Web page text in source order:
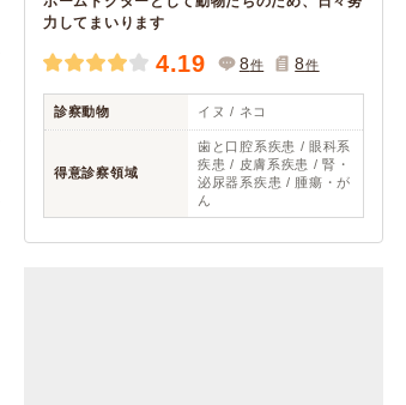
力してまいります
4.19 8件 8件
診察動物 イヌ / ネコ
得意診察領域
歯と口腔系疾患 / 眼科系
疾患 / 皮膚系疾患 / 腎・
泌尿器系疾患 / 腫瘍・が
ん